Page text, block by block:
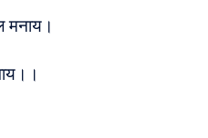
मनाय।